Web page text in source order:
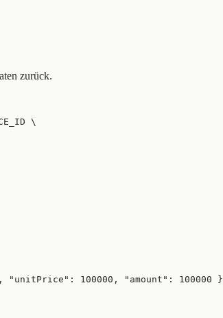
zurück.
\
"unitPrice": 100000, "amount": 100000 }